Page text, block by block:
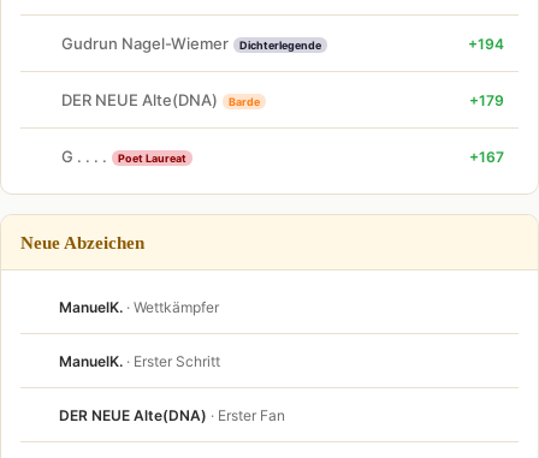
Gudrun Nagel-Wiemer Dichterlegende +194
DER NEUE Alte(DNA) Barde +179
G . . . . Poet Laureat +167
Neue Abzeichen
ManuelK. · Wettkämpfer
ManuelK. · Erster Schritt
DER NEUE Alte(DNA) · Erster Fan